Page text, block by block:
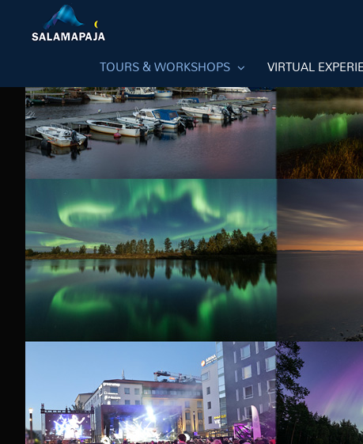
content
TOURS & WORKSHOPS VIRTUAL